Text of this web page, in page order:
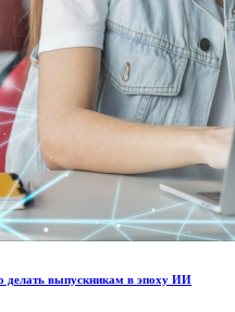
делать выпускникам в эпоху ИИ